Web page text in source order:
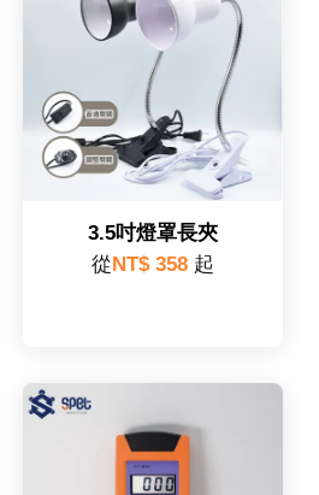
3.5吋燈罩長夾
從NT$ 358 起